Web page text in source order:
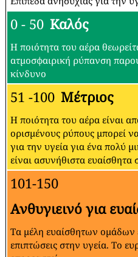
0 - 50 Καλός
Η ποιότητα του αέρα
ατμοσφαιρική ρύπανση
κίνδυνο
51 -100 Μέτριος
Η ποιότητα του αέρα είναι
ορισμένους ρύπους μπορεί
για την υγεία για ένα πολύ
είναι ασυνήθιστα
101-150
Ανθυγιεινό για
Τα μέλη ευαίσθητων ομάδων
επιπτώσεις στην υγεία. Το